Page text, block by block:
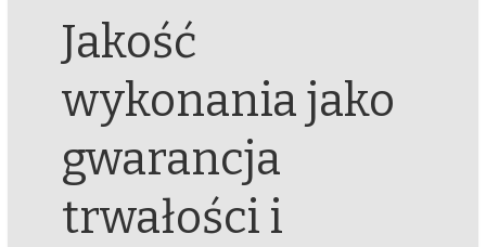
Jakość
wykonania jako
gwarancja
trwałości i